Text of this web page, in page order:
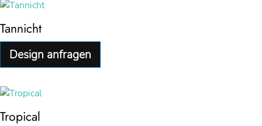
Tannicht
Design anfragen
Tropical